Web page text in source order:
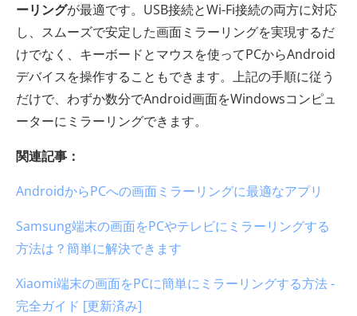
ーリングが最適です。USB接続とWi-Fi接続の両方に対応
し、スムーズで安定した画面ミラーリングを実現するだ
けでなく、キーボードとマウスを使ってPCからAndroid
デバイスを操作することもできます。上記の手順に従う
だけで、わずか数分でAndroid画面をWindowsコンピュ
ーターにミラーリングできます。
関連記事：
AndroidからPCへの画面ミラーリングに最適なアプリ
Samsung端末の画面をPCやテレビにミラーリングする
方法は？簡単に解決できます
Xiaomi端末の画面をPCに簡単にミラーリングする方法 -
完全ガイド [更新済み]